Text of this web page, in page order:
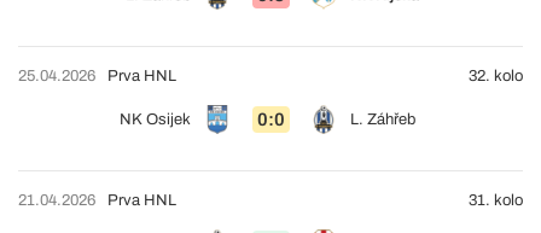
25.04.2026
NK Osijek 0:0 L. Záhřeb
Prva HNL 32. kolo
21.04.2026 Prva HNL 31. kolo